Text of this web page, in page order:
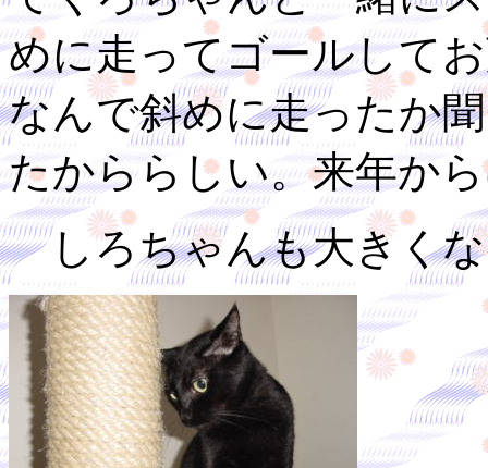
めに走ってゴールして
なんで斜めに走ったか
たかららしい。来年か
しろちゃんも大きくな